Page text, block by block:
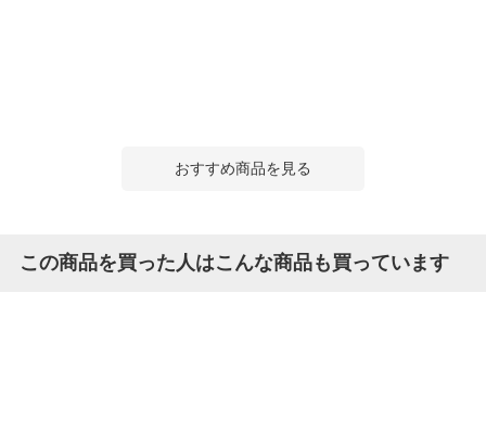
おすすめ商品を見る
この商品を買った人はこんな商品も買っています